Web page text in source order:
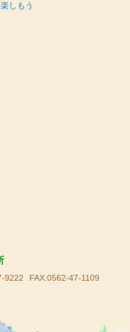
しもう
9222
FAX:0562-47-1109